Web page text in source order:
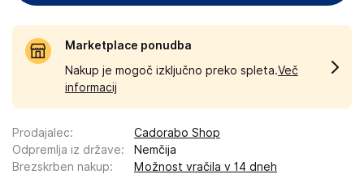
Marketplace ponudba
Nakup je mogoč izključno preko spleta.Več
informacij
Prodajalec:
Cadorabo Shop
Odpremlja iz države:
Nemčija
Brezskrben nakup: Možnost vračila v 14 dneh